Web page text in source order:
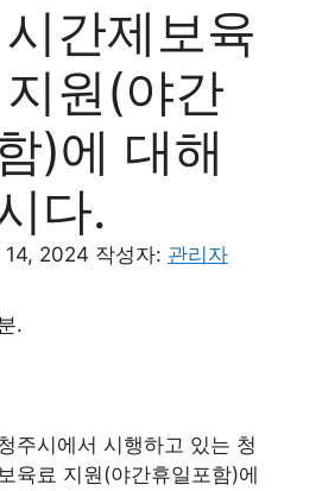
간제보육
원(야간
)에 대해
다.
14, 2024 작성자: 관리자
.
주시에서 시행하고 있는 청
육료 지원(야간휴일포함)에